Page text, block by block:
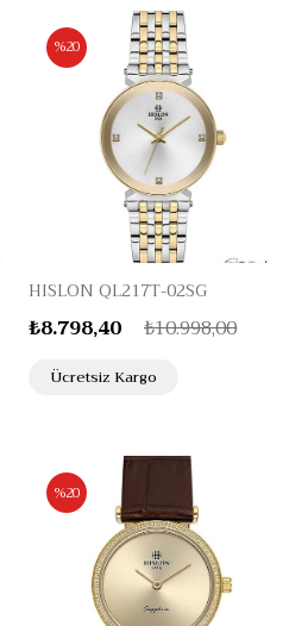
HISLON QL217T-02SG
₺8.798,40 ₺10.998,00
%20
Ücretsiz Kargo
%20